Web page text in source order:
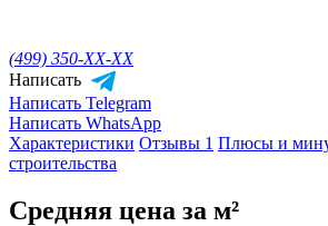
(499) 350-XX-XX
Написать
Написать Telegram
Написать WhatsApp
Характеристики Отзывы 1 Плюсы и
строительства
Средняя цена за м²